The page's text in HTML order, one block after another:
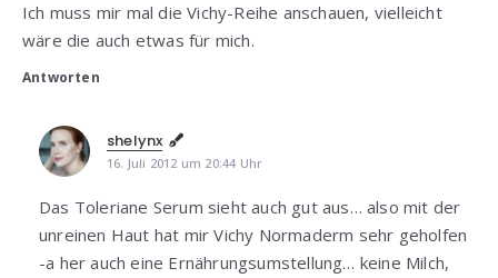
Ich muss mir mal die Vichy-Reihe anschauen, vielleicht
wäre die auch etwas für mich.
Antworten
shelynx
16. Juli 2012 um 20:44 Uhr
Das Toleriane Serum sieht auch gut aus… also mit der
unreinen Haut hat mir Vichy Normaderm sehr geholfen
-a her auch eine Ernährungsumstellung… keine Milch,